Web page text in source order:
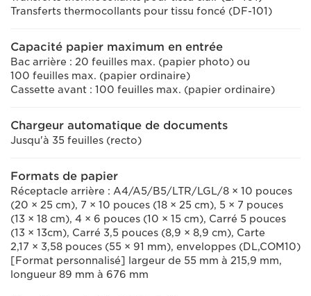
Transferts thermocollants pour tissu foncé (DF-101)
Capacité papier maximum en entrée
Bac arrière : 20 feuilles max. (papier photo) ou
100 feuilles max. (papier ordinaire)
Cassette avant : 100 feuilles max. (papier ordinaire)
Chargeur automatique de documents
Jusqu'à 35 feuilles (recto)
Formats de papier
Réceptacle arrière : A4/A5/B5/LTR/LGL/8 × 10 pouces
(20 × 25 cm), 7 × 10 pouces (18 × 25 cm), 5 × 7 pouces
(13 × 18 cm), 4 × 6 pouces (10 × 15 cm), Carré 5 pouces
(13 × 13cm), Carré 3,5 pouces (8,9 × 8,9 cm), Carte
2,17 × 3,58 pouces (55 × 91 mm), enveloppes (DL,COM10)
[Format personnalisé] largeur de 55 mm à 215,9 mm,
longueur 89 mm à 676 mm